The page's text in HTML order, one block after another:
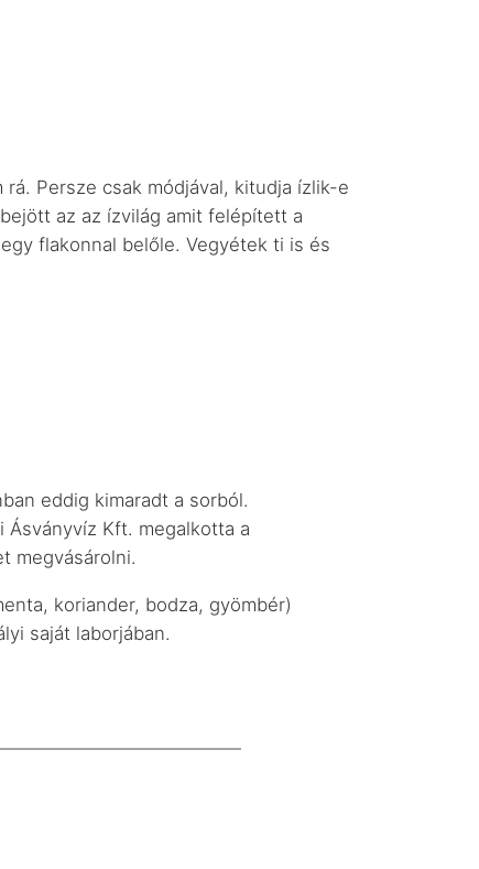
Persze csak módjával, kitudja ízlik-e
az az ízvilág amit felépített a
flakonnal belőle. Vegyétek ti is és
eddig kimaradt a sorból.
Ásványvíz Kft. megalkotta a
megvásárolni.
koriander, bodza, gyömbér)
saját laborjában.